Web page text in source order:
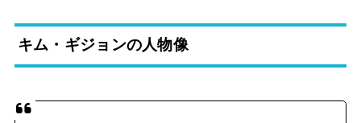
キム・ギジョンの人物像